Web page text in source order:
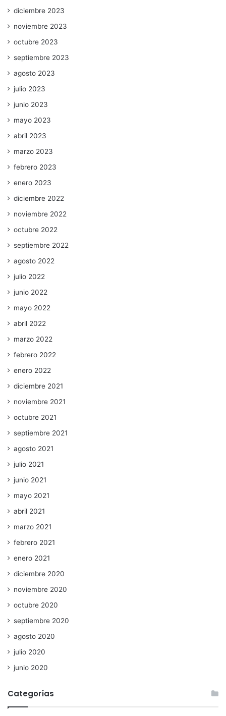
diciembre 2023
noviembre 2023
octubre 2023
septiembre 2023
agosto 2023
julio 2023
junio 2023
mayo 2023
abril 2023
marzo 2023
febrero 2023
enero 2023
diciembre 2022
noviembre 2022
octubre 2022
septiembre 2022
agosto 2022
julio 2022
junio 2022
mayo 2022
abril 2022
marzo 2022
febrero 2022
enero 2022
diciembre 2021
noviembre 2021
octubre 2021
septiembre 2021
agosto 2021
julio 2021
junio 2021
mayo 2021
abril 2021
marzo 2021
febrero 2021
enero 2021
diciembre 2020
noviembre 2020
octubre 2020
septiembre 2020
agosto 2020
julio 2020
junio 2020
Categorías